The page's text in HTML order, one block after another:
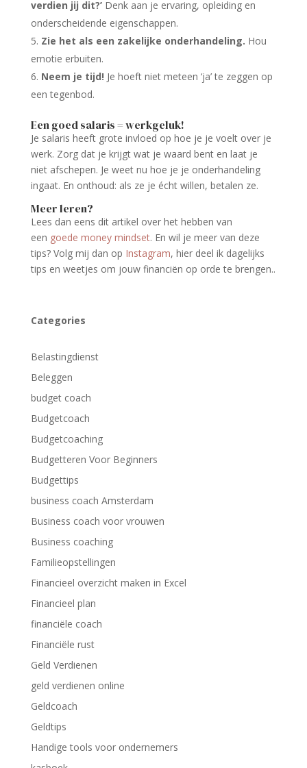
verdien jij dit?’Denk aan je ervaring, opleiding en
onderscheidende eigenschappen.
Zie het als een zakelijke onderhandeling. Hou
emotie erbuiten.
Neem je tijd! Je hoeft niet meteen ‘ja’ te zeggen op
een tegenbod.
Een goed salaris = werkgeluk!
Je salaris heeft grote invloed op hoe je je voelt over je
werk. Zorg dat je krijgt wat je waard bent en laat je
niet afschepen. Je weet nu hoe je je onderhandeling
ingaat. En onthoud: als ze je écht willen, betalen ze.
Meer leren?
Lees dan eens dit artikel over het hebben van
een goede money mindset. En wil je meer van deze
tips? Volg mij dan op Instagram, hier deel ik dagelijks
tips en weetjes om jouw financiën op orde te brengen..
Categories
Belastingdienst
Beleggen
budget coach
Budgetcoach
Budgetcoaching
Budgetteren Voor Beginners
Budgettips
business coach Amsterdam
Business coach voor vrouwen
Business coaching
Familieopstellingen
Financieel overzicht maken in Excel
Financieel plan
financiële coach
Financiële rust
Geld Verdienen
geld verdienen online
Geldcoach
Geldtips
Handige tools voor ondernemers